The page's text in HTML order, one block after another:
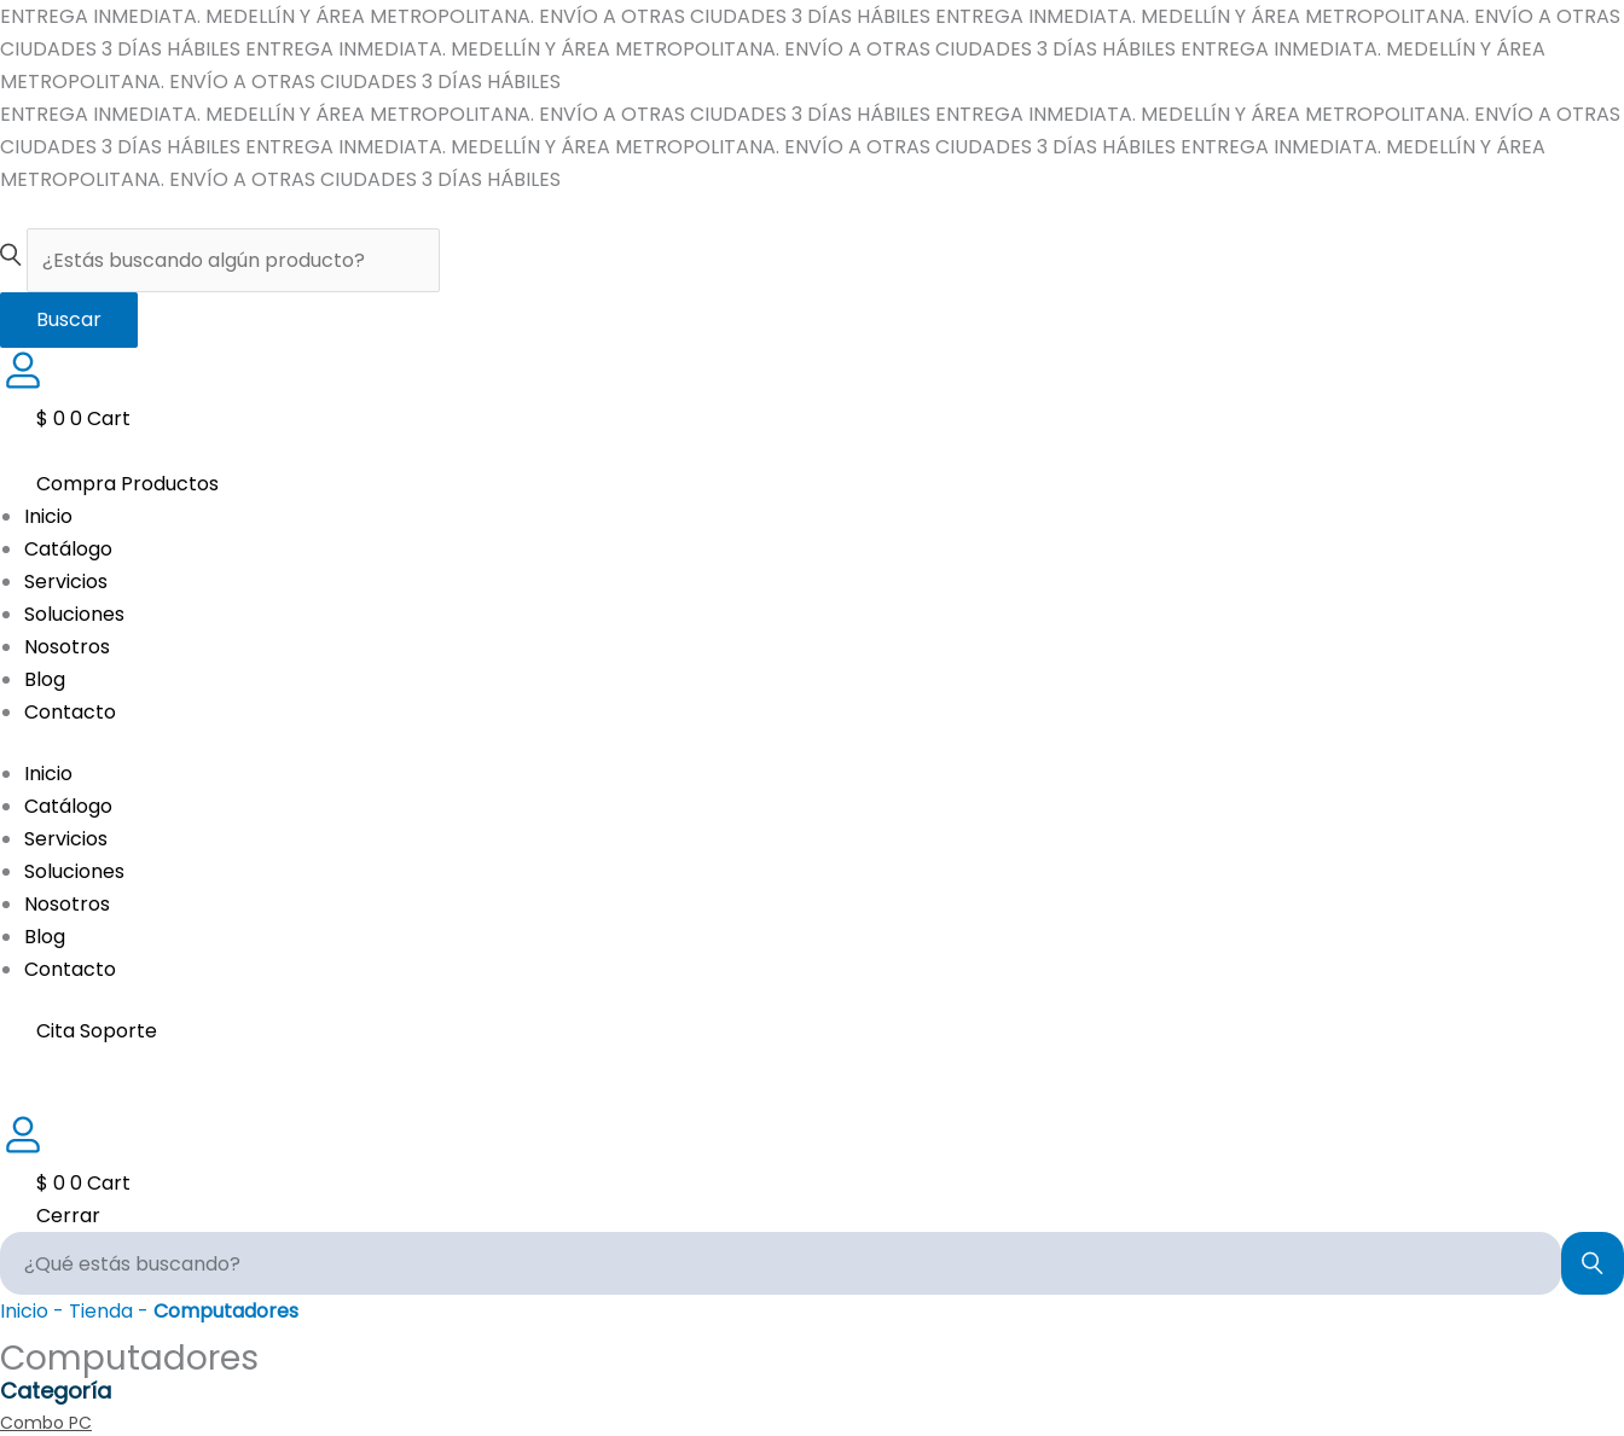
Ir
al
contenido
ENTREGA INMEDIATA. MEDELLÍN Y ÁREA METROPOLITANA. ENVÍO A OTRAS CIUDADES 3 DÍAS HÁBILES ENTREGA INMEDIATA. MEDELLÍN Y ÁREA METROPOLITANA. ENVÍO A OTRAS
CIUDADES 3 DÍAS HÁBILES ENTREGA INMEDIATA. MEDELLÍN Y ÁREA METROPOLITANA. ENVÍO A OTRAS CIUDADES 3 DÍAS HÁBILES ENTREGA INMEDIATA. MEDELLÍN Y ÁREA
METROPOLITANA. ENVÍO A OTRAS CIUDADES 3 DÍAS HÁBILES
ENTREGA INMEDIATA. MEDELLÍN Y ÁREA METROPOLITANA. ENVÍO A OTRAS CIUDADES 3 DÍAS HÁBILES ENTREGA INMEDIATA. MEDELLÍN Y ÁREA METROPOLITANA. ENVÍO A OTRAS
CIUDADES 3 DÍAS HÁBILES ENTREGA INMEDIATA. MEDELLÍN Y ÁREA METROPOLITANA. ENVÍO A OTRAS CIUDADES 3 DÍAS HÁBILES ENTREGA INMEDIATA. MEDELLÍN Y ÁREA
METROPOLITANA. ENVÍO A OTRAS CIUDADES 3 DÍAS HÁBILES
Buscar
$ 00Cart
Compra Productos
Inicio
Catálogo
Servicios
Soluciones
Nosotros
Blog
Contacto
Inicio
Catálogo
Servicios
Soluciones
Nosotros
Blog
Contacto
Cita Soporte
$ 00Cart
Cerrar
Inicio - Tienda - Computadores
Computadores
Categoría
Combo PC